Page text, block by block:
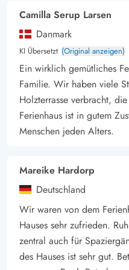
westlichsten Punkt markiert,
Aussicht von der Plattform
Camilla Serup Larsen
Danmark
KI Übersetzt (Original anzeigen)
Ein wirklich gemütliches
Familie. Wir haben viele
Holzterrasse verbracht,
Ferienhaus ist in gutem
Menschen jeden Alters.
Mareike Hardorp
Deutschland
Wir waren von dem
Hauses sehr zufrieden.
zentral auch für
des Hauses ist sehr gut.